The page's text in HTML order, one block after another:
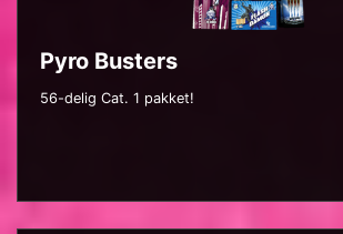
Pyro Busters
56-delig Cat. 1 pakket!